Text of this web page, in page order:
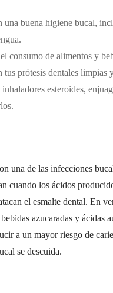
una buena higiene bucal,
consumo de alimentos y
tus prótesis dentales limpias
inhaladores esteroides,
una de las infecciones
cuando los ácidos
el esmalte dental. En
azucaradas y ácidas
a un mayor riesgo de
se descuida.